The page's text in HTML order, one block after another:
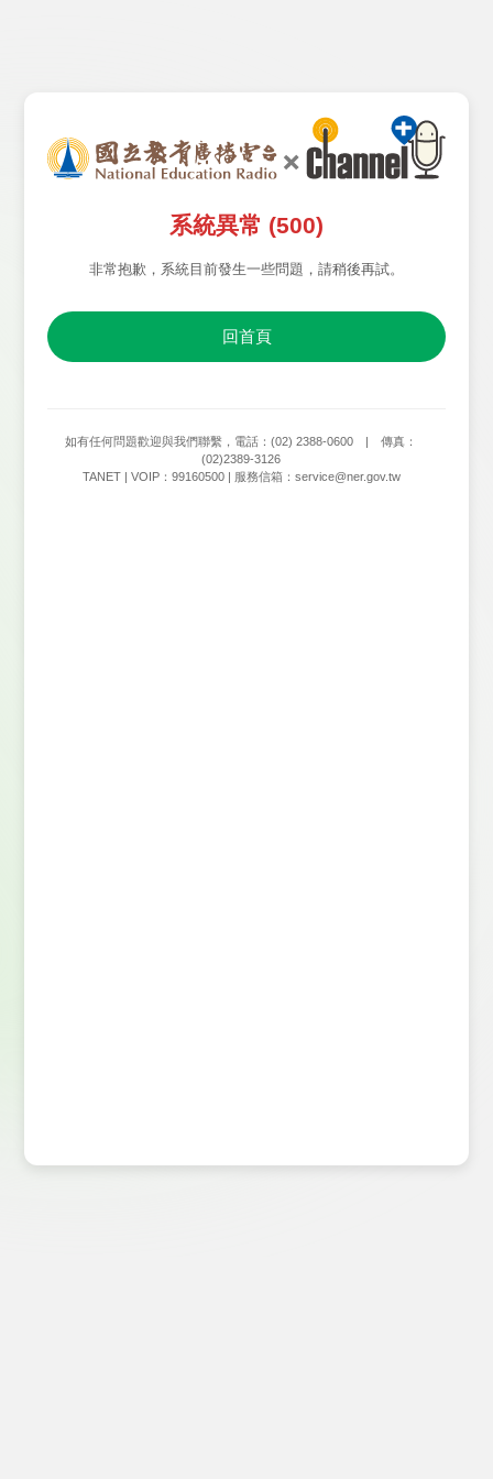
系統異常 (500)
非常抱歉，系統目前發生一些問題，請稍後再試。
回首頁
如有任何問題歡迎與我們聯繫，電話：(02) 2388-0600 | 傳真：
(02)2389-3126
TANET | VOIP：99160500 | 服務信箱：service@ner.gov.tw